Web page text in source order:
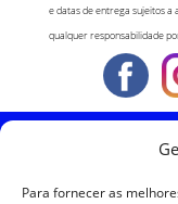
Para fornecer as
e datas de entrega sujeitos a
qualquer responsabilidade